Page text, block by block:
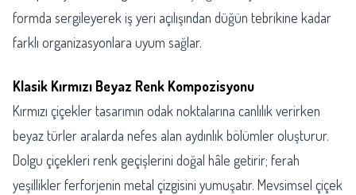
formda sergileyerek iş yeri açılışından düğün tebrikine kadar
farklı organizasyonlara uyum sağlar.
Klasik Kırmızı Beyaz Renk Kompozisyonu
Kırmızı çiçekler tasarımın odak noktalarına canlılık verirken
beyaz türler aralarda nefes alan aydınlık bölümler oluşturur.
Dolgu çiçekleri renk geçişlerini doğal hâle getirir; ferah
yeşillikler ferforjenin metal çizgisini yumuşatır. Mevsimsel çiçek